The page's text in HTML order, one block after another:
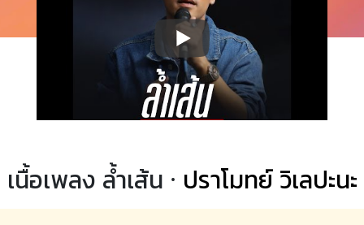
เนื้อเพลง ล้ำเส้น · ปราโมทย์ วิเลปะนะ